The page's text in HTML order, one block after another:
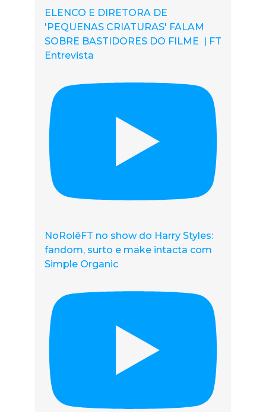
ELENCO E DIRETORA DE
'PEQUENAS CRIATURAS' FALAM
SOBRE BASTIDORES DO FILME | FT
Entrevista
NoRolêFT no show do Harry Styles:
fandom, surto e make intacta com
Simple Organic